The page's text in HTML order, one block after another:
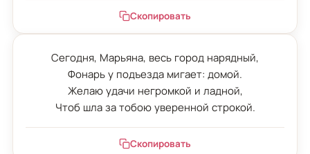
Скопировать
Сегодня, Марьяна, весь город нарядный,
Фонарь у подъезда мигает: домой.
Желаю удачи негромкой и ладной,
Чтоб шла за тобою уверенной строкой.
Скопировать